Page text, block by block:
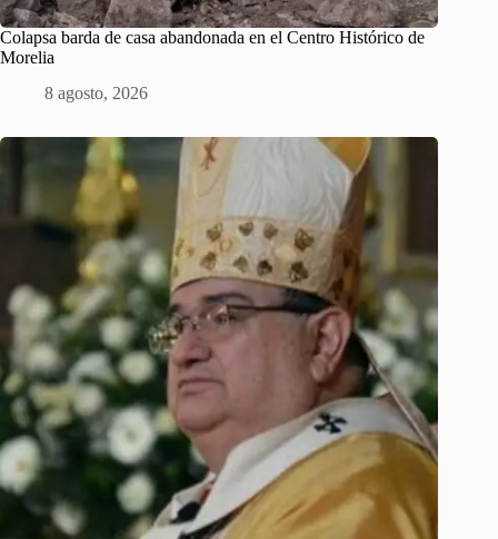
Colapsa barda de casa abandonada en el Centro Histórico de
Morelia
8 agosto, 2026